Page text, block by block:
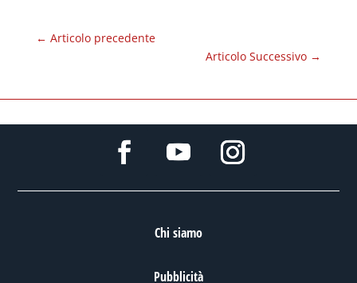
← Articolo precedente
Articolo Successivo →
Chi siamo
Pubblicità